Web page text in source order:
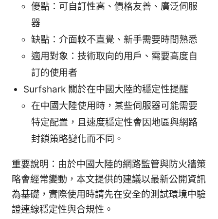
優點：可自訂性高、價格友善、廣泛伺服
器
缺點：介面較不直覺、新手需要時間熟悉
適用對象：技術取向的用戶、需要高度自
訂的使用者
Surfshark 關於在中國大陸的穩定性提醒
在中國大陸使用時，某些伺服器可能需要
特定配置，且速度穩定性會因地區與網路
封鎖策略變化而不同。
重要說明：由於中國大陸的網路監管與防火牆策
略會經常變動，本文提供的建議以最新公開資訊
為基礎，實際使用時請先在安全的測試環境中驗
證連線穩定性與合規性。